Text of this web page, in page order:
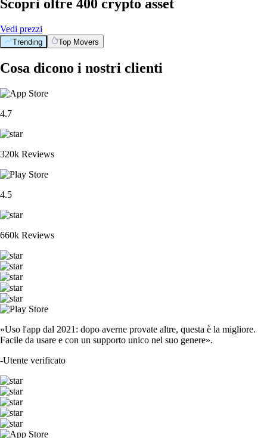
Scopri oltre 400 crypto asset
Vedi prezzi
Trending Top Movers
Cosa dicono i nostri clienti
4.7
320k Reviews
4.5
660k Reviews
«Uso l'app dal 2021: dopo averne provate altre, questa è la migliore.
Facile da usare e con un supporto unico nel suo genere».
-Utente verificato